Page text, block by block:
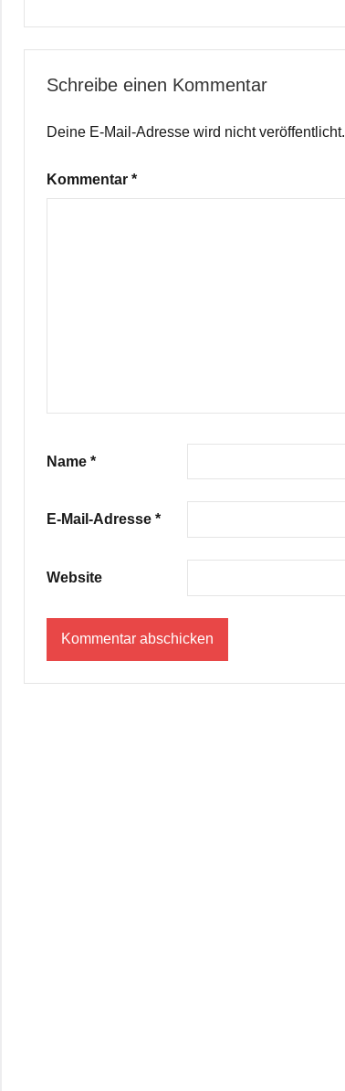
Schreibe einen Kommentar
Deine E-Mail-Adresse wird nicht veröffentlicht.
Kommentar *
Name *
E-Mail-Adresse *
Website